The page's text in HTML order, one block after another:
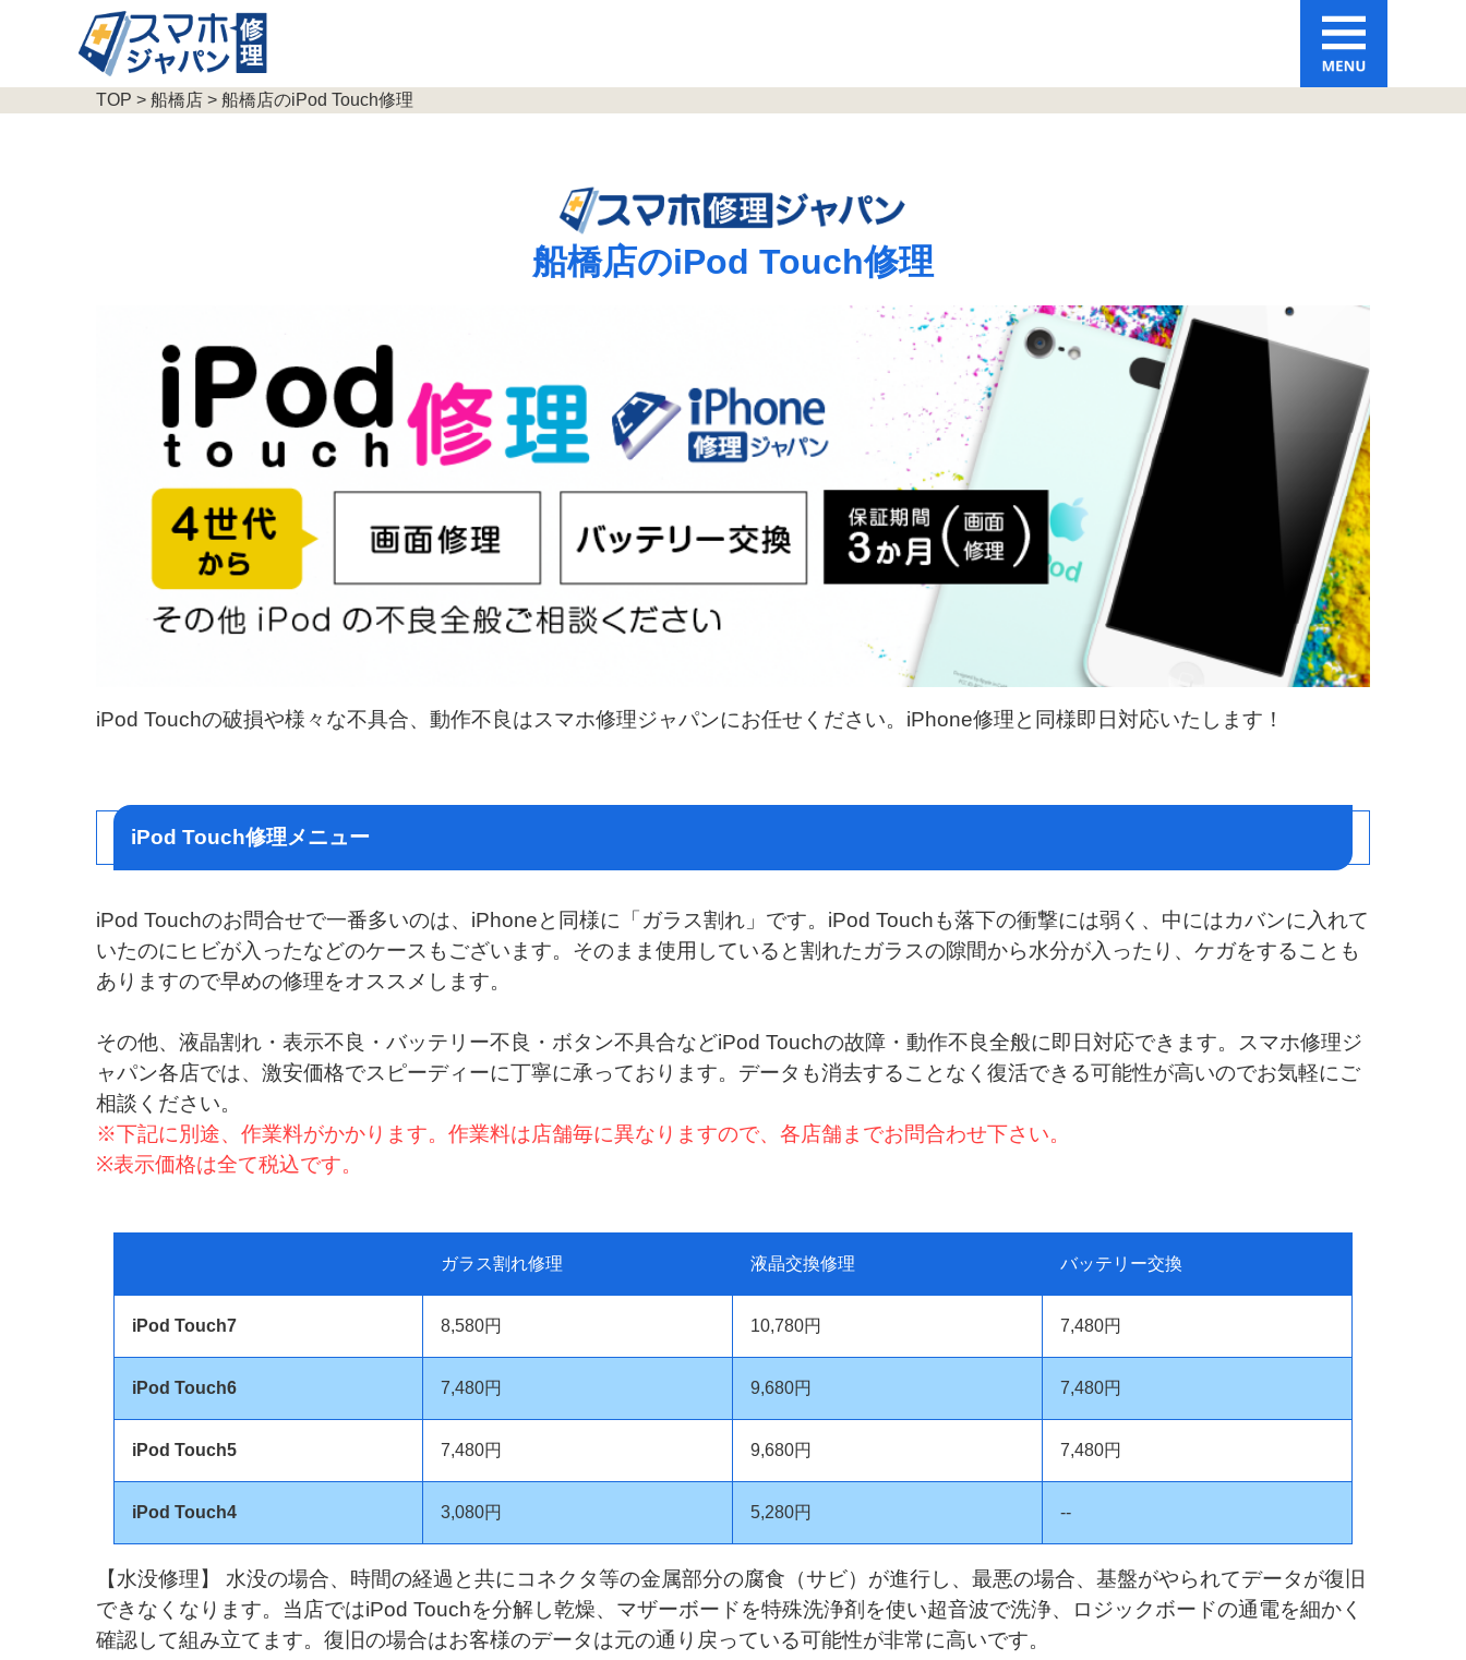
TOP > 船橋店 > 船橋店のiPod Touch修理
船橋店のiPod Touch修理
iPod Touchの破損や様々な不具合、動作不良はスマホ修理ジャパンにお任せください。iPhone修理と同様即日対応いたします！
iPod Touch修理メニュー
iPod Touchのお問合せで一番多いのは、iPhoneと同様に「ガラス割れ」です。iPod Touchも落下の衝撃には弱く、中にはカバンに入れて
いたのにヒビが入ったなどのケースもございます。そのまま使用していると割れたガラスの隙間から水分が入ったり、ケガをすることも
ありますので早めの修理をオススメします。
その他、液晶割れ・表示不良・バッテリー不良・ボタン不具合などiPod Touchの故障・動作不良全般に即日対応できます。スマホ修理ジ
ャパン各店では、激安価格でスピーディーに丁寧に承っております。データも消去することなく復活できる可能性が高いのでお気軽にご
相談ください。
※下記に別途、作業料がかかります。作業料は店舗毎に異なりますので、各店舗までお問合わせ下さい。
※表示価格は全て税込です。
ガラス割れ修理 液晶交換修理 バッテリー交換
iPod Touch7 8,580円 10,780円 7,480円
iPod Touch6 7,480円 9,680円 7,480円
iPod Touch5 7,480円 9,680円 7,480円
iPod Touch4 3,080円 5,280円 --
【水没修理】 水没の場合、時間の経過と共にコネクタ等の金属部分の腐食（サビ）が進行し、最悪の場合、基盤がやられてデータが復旧
できなくなります。当店ではiPod Touchを分解し乾燥、マザーボードを特殊洗浄剤を使い超音波で洗浄、ロジックボードの通電を細かく
確認して組み立てます。復旧の場合はお客様のデータは元の通り戻っている可能性が非常に高いです。